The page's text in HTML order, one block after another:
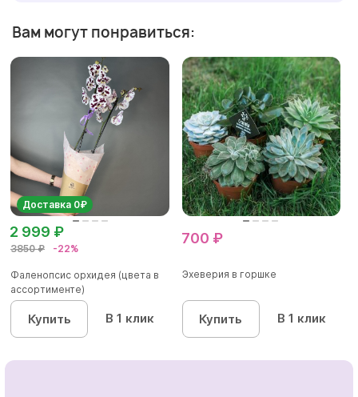
Вам могут понравиться:
Доставка 0₽
3850 ₽ -22%
2 999 ₽
Фаленопсис орхидея (цвета в
ассортименте)
Купить В 1 клик
700 ₽
Эхеверия в горшке
Купить В 1 клик